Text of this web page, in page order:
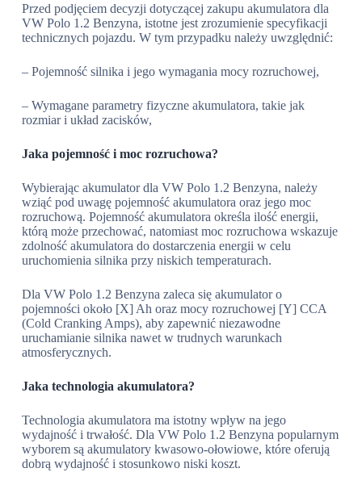
Przed podjęciem decyzji dotyczącej zakupu akumulatora dla
VW Polo 1.2 Benzyna, istotne jest zrozumienie specyfikacji
technicznych pojazdu. W tym przypadku należy uwzględnić:
– Pojemność silnika i jego wymagania mocy rozruchowej,
– Wymagane parametry fizyczne akumulatora, takie jak
rozmiar i układ zacisków,
Jaka pojemność i moc rozruchowa?
Wybierając akumulator dla VW Polo 1.2 Benzyna, należy
wziąć pod uwagę pojemność akumulatora oraz jego moc
rozruchową. Pojemność akumulatora określa ilość energii,
którą może przechować, natomiast moc rozruchowa wskazuje
zdolność akumulatora do dostarczenia energii w celu
uruchomienia silnika przy niskich temperaturach.
Dla VW Polo 1.2 Benzyna zaleca się akumulator o
pojemności około [X] Ah oraz mocy rozruchowej [Y] CCA
(Cold Cranking Amps), aby zapewnić niezawodne
uruchamianie silnika nawet w trudnych warunkach
atmosferycznych.
Jaka technologia akumulatora?
Technologia akumulatora ma istotny wpływ na jego
wydajność i trwałość. Dla VW Polo 1.2 Benzyna popularnym
wyborem są akumulatory kwasowo-ołowiowe, które oferują
dobrą wydajność i stosunkowo niski koszt.